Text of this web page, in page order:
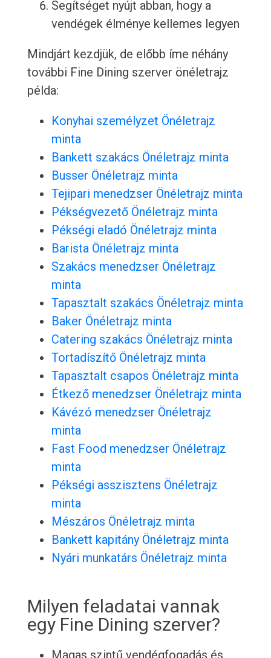
Segítséget nyújt abban, hogy a
vendégek élménye kellemes legyen
Mindjárt kezdjük, de előbb íme néhány
további Fine Dining szerver önéletrajz
példa:
Konyhai személyzet Önéletrajz
minta
Bankett szakács Önéletrajz minta
Busser Önéletrajz minta
Tejipari menedzser Önéletrajz minta
Pékségvezető Önéletrajz minta
Pékségi eladó Önéletrajz minta
Barista Önéletrajz minta
Szakács menedzser Önéletrajz
minta
Tapasztalt szakács Önéletrajz minta
Baker Önéletrajz minta
Catering szakács Önéletrajz minta
Tortadíszítő Önéletrajz minta
Tapasztalt csapos Önéletrajz minta
Étkező menedzser Önéletrajz minta
Kávézó menedzser Önéletrajz
minta
Fast Food menedzser Önéletrajz
minta
Pékségi asszisztens Önéletrajz
minta
Mészáros Önéletrajz minta
Bankett kapitány Önéletrajz minta
Nyári munkatárs Önéletrajz minta
Milyen feladatai vannak
egy Fine Dining szerver?
Magas szintű vendégfogadás és